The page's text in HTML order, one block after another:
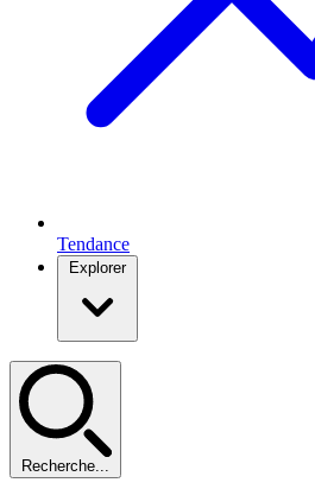
Tendance
Explorer
Recherche...